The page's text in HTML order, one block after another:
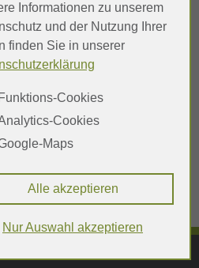
Informationen zu unserem
und der Nutzung Ihrer
finden Sie in unserer
Funktions-Cookies
Cookies
Maps
Alle akzeptieren
Nur Auswahl akzeptieren
öffnen